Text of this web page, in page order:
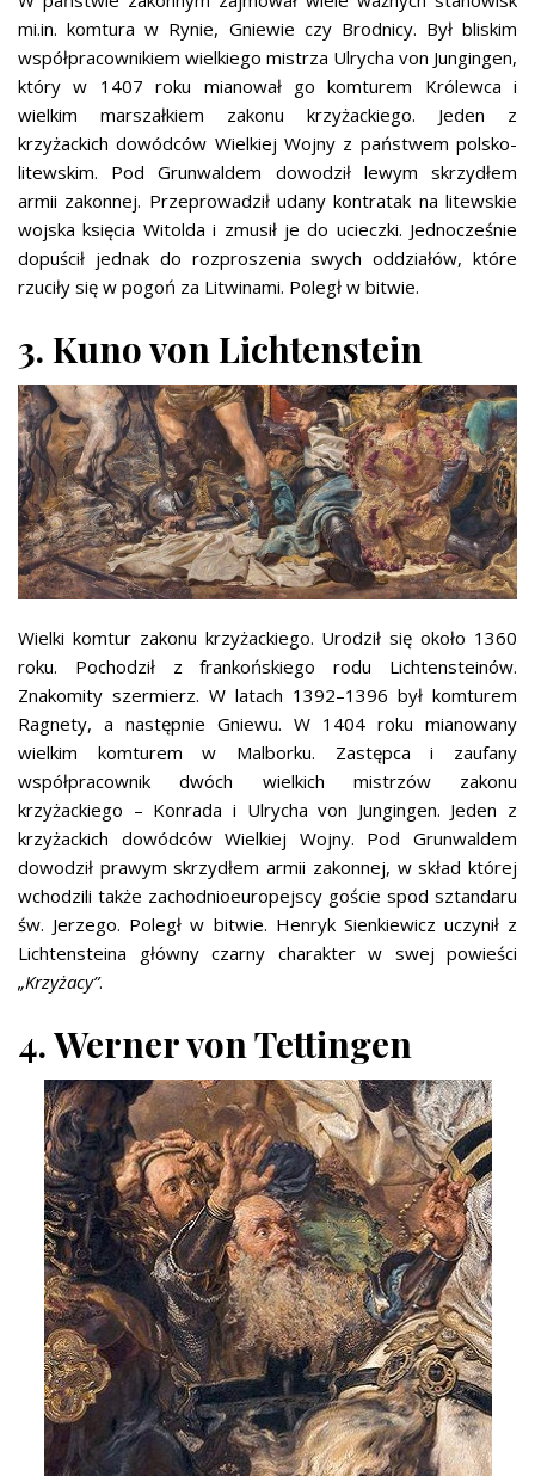
mi.in. komtura w Rynie, Gniewie czy Brodnicy. Był bliskim
współpracownikiem wielkiego mistrza Ulrycha von Jungingen,
który w 1407 roku mianował go komturem Królewca i
wielkim marszałkiem zakonu krzyżackiego. Jeden z
krzyżackich dowódców Wielkiej Wojny z państwem polsko-
litewskim. Pod Grunwaldem dowodził lewym skrzydłem
armii zakonnej. Przeprowadził udany kontratak na litewskie
wojska księcia Witolda i zmusił je do ucieczki. Jednocześnie
dopuścił jednak do rozproszenia swych oddziałów, które
rzuciły się w pogoń za Litwinami. Poległ w bitwie.
3. Kuno von Lichtenstein
Wielki komtur zakonu krzyżackiego. Urodził się około 1360
roku. Pochodził z frankońskiego rodu Lichtensteinów.
Znakomity szermierz. W latach 1392–1396 był komturem
Ragnety, a następnie Gniewu. W 1404 roku mianowany
wielkim komturem w Malborku. Zastępca i zaufany
współpracownik dwóch wielkich mistrzów zakonu
krzyżackiego – Konrada i Ulrycha von Jungingen. Jeden z
krzyżackich dowódców Wielkiej Wojny. Pod Grunwaldem
dowodził prawym skrzydłem armii zakonnej, w skład której
wchodzili także zachodnioeuropejscy goście spod sztandaru
św. Jerzego. Poległ w bitwie. Henryk Sienkiewicz uczynił z
Lichtensteina główny czarny charakter w swej powieści
„Krzyżacy”.
4. Werner von Tettingen